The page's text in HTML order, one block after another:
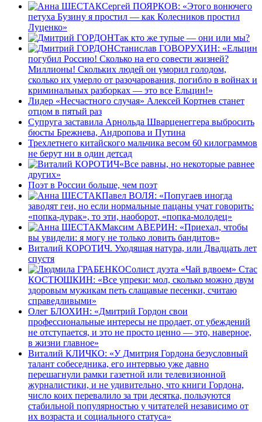
Сергей ПОЯРКОВ: «Этого вонючего
петуха Бузину я простил — как Колесников простил
Луценко»
Так кто же тупые — они или мы?
Станислав ГОВОРУХИН: «Ельцин
погубил Россию! Сколько на его совести жизней?
Миллионы! Скольких людей он уморил голодом,
сколько их умерло от разочарования, погибло в войнах и
криминальных разборках — это все Ельцин!»
Лидер «Несчастного случая» Алексей Кортнев станет
отцом в пятый раз
Супруга заставила Арнольда Шварценеггера выбросить
бюсты Брежнева, Андропова и Путина
Трехлетнего китайского мальчика весом 60 килограммов
не берут ни в один детсад
«Все равны, но некоторые равнее
других»
Поэт в России больше, чем поэт
Павел ВОЛЯ: «Попугаев иногда
заводят геи, но если нормальные пацаны учат говорить:
«попка-дурак», то эти, наоборот, «попка-молодец»
Максим АВЕРИН: «Приехал, чтобы
вы увидели: я могу не только ловить бандитов»
Виталий КОРОТИЧ. Уходящая натура, или Двадцать лет
спустя
Солист дуэта «Чай вдвоем» Стас
КОСТЮШКИН: «Все упреки: мол, сколько можно двум
здоровым мужикам петь слащавые песенки, считаю
справедливыми»
Олег БЛОХИН: «Дмитрий Гордон свои
профессиональные интересы не продает, от убеждений
не отступается, и это не просто ценно — это, наверное,
в жизни главное»
Виталий КЛИЧКО: «У Дмитрия Гордона безусловный
талант собеседника, его интервью уже давно
перешагнули рамки газетной или телевизионной
журналистики, и не удивительно, что книги Гордона,
число коих перевалило за три десятка, пользуются
стабильной популярностью у читателей независимо от
их возраста и социального статуса»